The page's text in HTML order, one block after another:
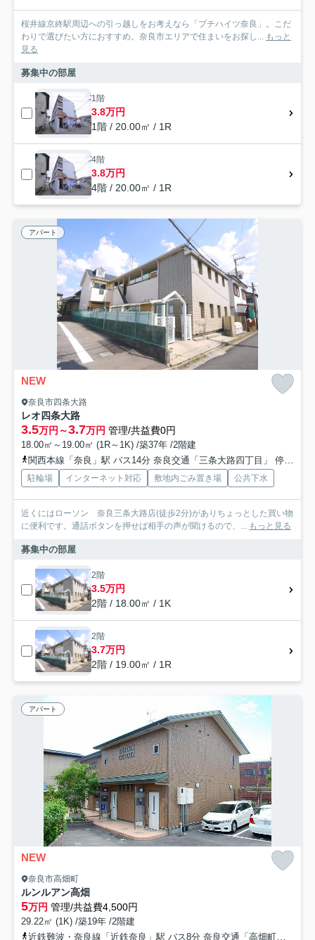
桜井線京終駅周辺への引っ越しをお考えなら「プチハイツ奈良」。こだ
わりで選びたい方におすすめ。奈良市エリアで住まいをお探し... もっと
見る
募集中の部屋
1階
3.8万円
1階 / 20.00㎡ / 1R
4階
3.8万円
4階 / 20.00㎡ / 1R
アパート
NEW
奈良市四条大路
レオ四条大路
3.5万円～3.7万円 管理/共益費0円
18.00㎡～19.00㎡ (1R～1K) /築37年 /2階建
関西本線「奈良」駅 バス14分 奈良交通「三条大路四丁目」 停歩2分
駐輪場 インターネット対応 敷地内ごみ置き場 公共下水
近くにはローソン 奈良三条大路店(徒歩2分)がありちょっとした買い物
に便利です。通話ボタンを押せば相手の声が聞けるので、... もっと見る
募集中の部屋
2階
3.5万円
2階 / 18.00㎡ / 1K
2階
3.7万円
2階 / 19.00㎡ / 1R
アパート
NEW
奈良市高畑町
ルンルアン高畑
5万円 管理/共益費4,500円
29.22㎡ (1K) /築19年 /2階建
近鉄難波・奈良線「近鉄奈良」駅 バス8分 奈良交通「高畑町」 停歩2分